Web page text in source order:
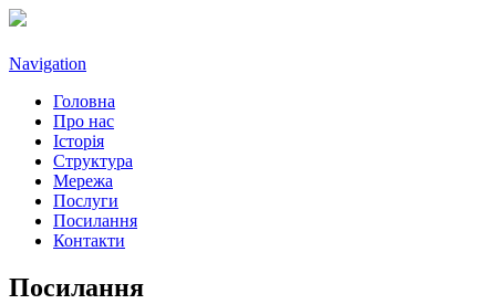
Navigation
Головна
Про нас
Історія
Структура
Мережа
Послуги
Посилання
Контакти
Посилання